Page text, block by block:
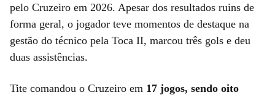
pelo Cruzeiro em 2026. Apesar dos resultados ruins de
forma geral, o jogador teve momentos de destaque na
gestão do técnico pela Toca II, marcou três gols e deu
duas assistências.
Tite comandou o Cruzeiro em 17 jogos, sendo oito